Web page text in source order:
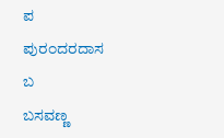
ಪ
ಪುರಂದರದಾಸ
ಬ
ಬಸವಣ್ಣ